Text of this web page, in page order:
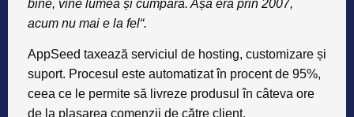
bine, vine lumea și cumpără. Așa era prin 2007,
acum nu mai e la fel“.
AppSeed taxează serviciul de hosting, customizare și
suport. Procesul este automatizat în procent de 95%,
ceea ce le permite să livreze produsul în câteva ore
de la plasarea comenzii de către client.